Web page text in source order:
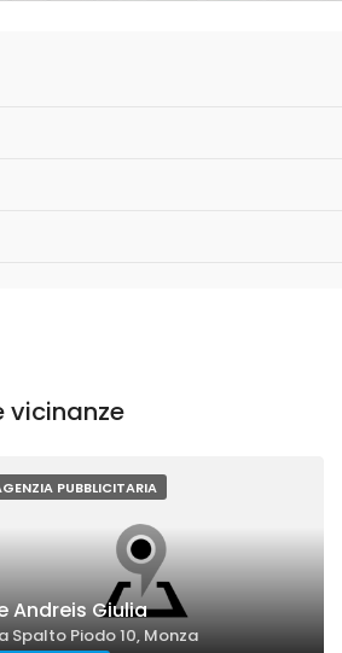
vicinanze
PUBBLICITARIA
Andreis Giulia
Spalto Piodo 10, Monza